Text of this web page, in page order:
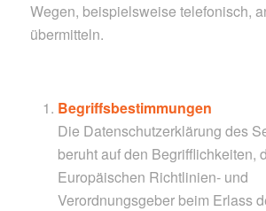
Wegen, beispielsweise telefonisch,
übermitteln.
Begriffsbestimmungen
Die Datenschutzerklärung des
beruht auf den Begrifflichkeiten,
Europäischen Richtlinien- und
Verordnungsgeber beim Erlass